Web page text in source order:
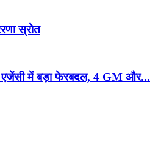
स्रोत
एजेंसी में बड़ा फेरबदल, 4 GM और...